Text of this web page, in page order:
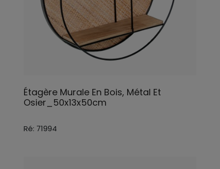
Étagère Murale En Bois, Métal Et
Osier_50x13x50cm
Ré: 71994